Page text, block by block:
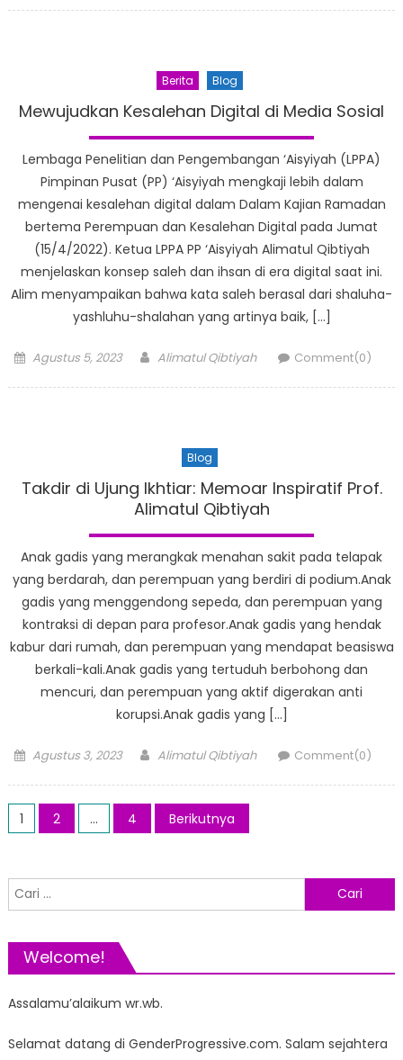
Berita Blog
Mewujudkan Kesalehan Digital di Media Sosial
Lembaga Penelitian dan Pengembangan ‘Aisyiyah (LPPA)
Pimpinan Pusat (PP) ‘Aisyiyah mengkaji lebih dalam
mengenai kesalehan digital dalam Dalam Kajian Ramadan
bertema Perempuan dan Kesalehan Digital pada Jumat
(15/4/2022). Ketua LPPA PP ‘Aisyiyah Alimatul Qibtiyah
menjelaskan konsep saleh dan ihsan di era digital saat ini.
Alim menyampaikan bahwa kata saleh berasal dari shaluha-
yashluhu-shalahan yang artinya baik, […]
Posted
Agustus 5, 2023 Author
Alimatul Qibtiyah Comment(0)
Blog
Takdir di Ujung Ikhtiar: Memoar Inspiratif Prof.
Alimatul Qibtiyah
Anak gadis yang merangkak menahan sakit pada telapak
yang berdarah, dan perempuan yang berdiri di podium.Anak
gadis yang menggendong sepeda, dan perempuan yang
kontraksi di depan para profesor.Anak gadis yang hendak
kabur dari rumah, dan perempuan yang mendapat beasiswa
berkali-kali.Anak gadis yang tertuduh berbohong dan
mencuri, dan perempuan yang aktif digerakan anti
korupsi.Anak gadis yang […]
Posted
Agustus 3, 2023 Author
Alimatul Qibtiyah Comment(0)
Navigasi
1 2 … 4 Berikutnya
Cari
untuk:
Welcome!
Assalamu’alaikum wr.wb.
Selamat datang di GenderProgressive.com. Salam sejahtera